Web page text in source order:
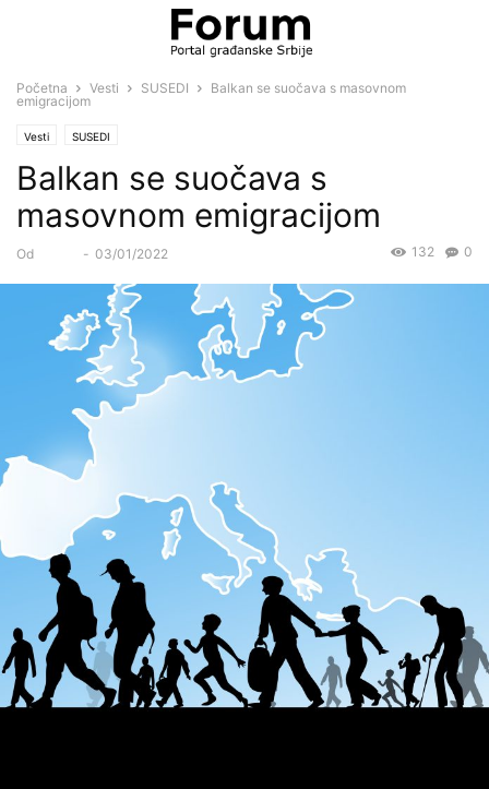
Početna Vesti SUSEDI
Balkan se suočava s masovnom
emigracijom
Vesti SUSEDI
Balkan se suočava s
masovnom emigracijom
Od - 03/01/2022 0
132